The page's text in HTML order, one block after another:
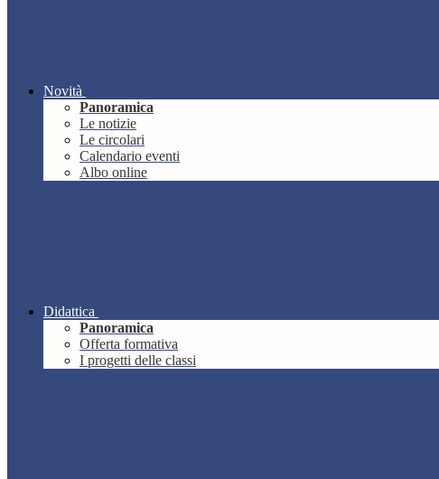
Novità
Panoramica
Le notizie
Le circolari
Calendario eventi
Albo online
Didattica
Panoramica
Offerta formativa
I progetti delle classi